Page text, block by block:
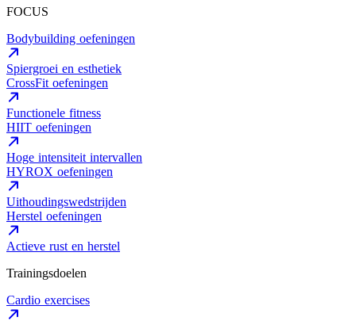
FOCUS
Bodybuilding oefeningen
Spiergroei en esthetiek
CrossFit oefeningen
Functionele fitness
HIIT oefeningen
Hoge intensiteit intervallen
HYROX oefeningen
Uithoudingswedstrijden
Herstel oefeningen
Actieve rust en herstel
Trainingsdoelen
Cardio exercises